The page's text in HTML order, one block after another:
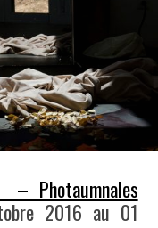
– Photaumnales
2016 au 01